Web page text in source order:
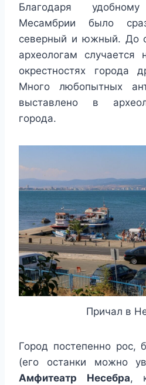
Благодаря
Месамбрии было
северный и южный. До
археологам
окрестностях города
Много любопытных
выставлено в
города.
Причал в
Город постепенно рос,
(его останки можно
Амфитеатр Несебра,